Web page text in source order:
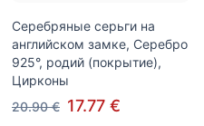
Серебряные серьги на
английском замке, Серебро
925°, родий (покрытие),
Цирконы
20.90 € 17.77 €